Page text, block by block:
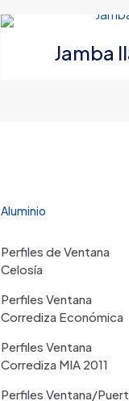
electrónico
Jamba
Aluminio
Perfiles de Ventana
Celosía
Perfiles Ventana
Corrediza Económica
Perfiles Ventana
Corrediza MIA 2011
Perfiles Ventana/